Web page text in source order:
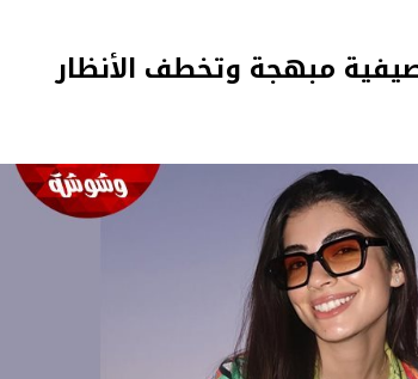
مبهجة وتخطف الأنظار